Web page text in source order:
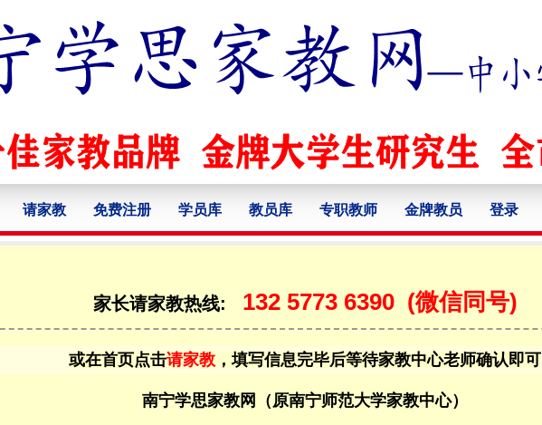
请家教 免费注册 学员库 教员库 专职教师 金牌教员 登录
家长请家教热线: 132 5773 6390(微信同号)
或在首页点击请家教 ，填写信息完毕后等待家教中心老师确认即可
南宁学思家教网（原南宁师范大学家教中心）